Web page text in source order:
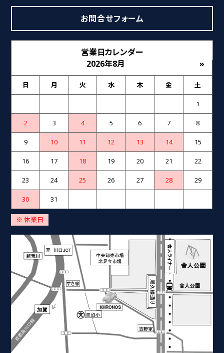
お問合せフォーム
営業日カレンダー
2026年8月
»
日 月 火 水 木 金 土
1
2 3 4 5 6 7 8
9 10 11 12 13 14 15
16 17 18 19 20 21 22
23 24 25 26 27 28 29
30 31
※ 休業日